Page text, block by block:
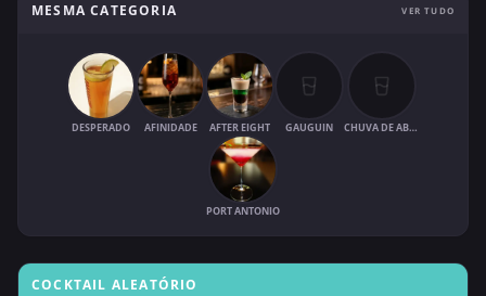
MESMA CATEGORIA VER TUDO
DESPERADO AFINIDADE AFTER EIGHT GAUGUIN CHUVA DE ABRIL
PORT ANTONIO
COCKTAIL ALEATÓRIO